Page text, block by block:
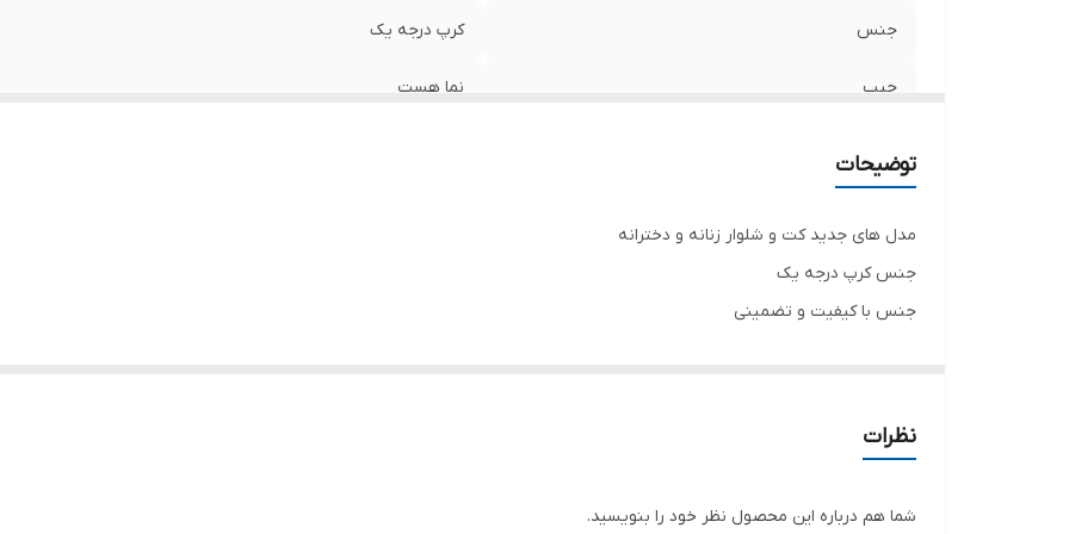
جنس کرپ درجه یک
جیب نما هست
توضیحات
مدل های جدید کت و شلوار زنانه و دخترانه
جنس کرپ درجه یک
جنس با کیفیت و تضمینی
.
.
نظرات
شما هم درباره این محصول نظر خود را بنویسید.